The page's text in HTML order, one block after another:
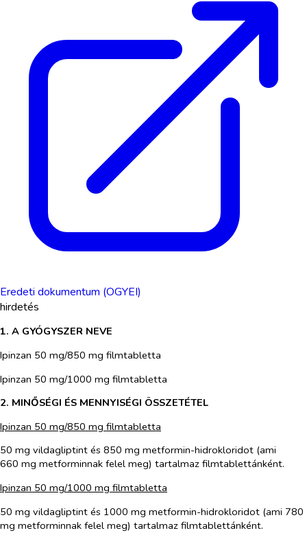
Eredeti dokumentum (OGYEI)
hirdetés
1. A GYÓGYSZER NEVE
Ipinzan 50 mg/850 mg filmtabletta
Ipinzan 50 mg/1000 mg filmtabletta
2. MINŐSÉGI ÉS MENNYISÉGI ÖSSZETÉTEL
Ipinzan 50 mg/850 mg filmtabletta
50 mg vildagliptint és 850 mg metformin-hidrokloridot (ami
660 mg metforminnak felel meg) tartalmaz filmtablettánként.
Ipinzan 50 mg/1000 mg filmtabletta
50 mg vildagliptint és 1000 mg metformin-hidrokloridot (ami 780
mg metforminnak felel meg) tartalmaz filmtablettánként.